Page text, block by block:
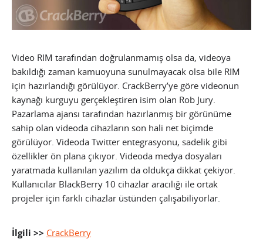
Video RIM tarafından doğrulanmamış olsa da, videoya
bakıldığı zaman kamuoyuna sunulmayacak olsa bile RIM
için hazırlandığı görülüyor. CrackBerry’ye göre videonun
kaynağı kurguyu gerçekleştiren isim olan Rob Jury.
Pazarlama ajansı tarafından hazırlanmış bir görünüme
sahip olan videoda cihazların son hali net biçimde
görülüyor. Videoda Twitter entegrasyonu, sadelik gibi
özellikler ön plana çıkıyor. Videoda medya dosyaları
yaratmada kullanılan yazılım da oldukça dikkat çekiyor.
Kullanıcılar BlackBerry 10 cihazlar aracılığı ile ortak
projeler için farklı cihazlar üstünden çalışabiliyorlar.
İlgili >> CrackBerry